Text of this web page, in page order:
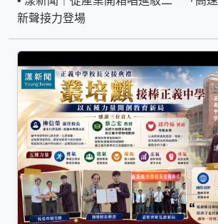
新聲接力登場